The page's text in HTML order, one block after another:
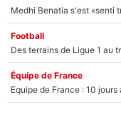
Football
Équipe de France